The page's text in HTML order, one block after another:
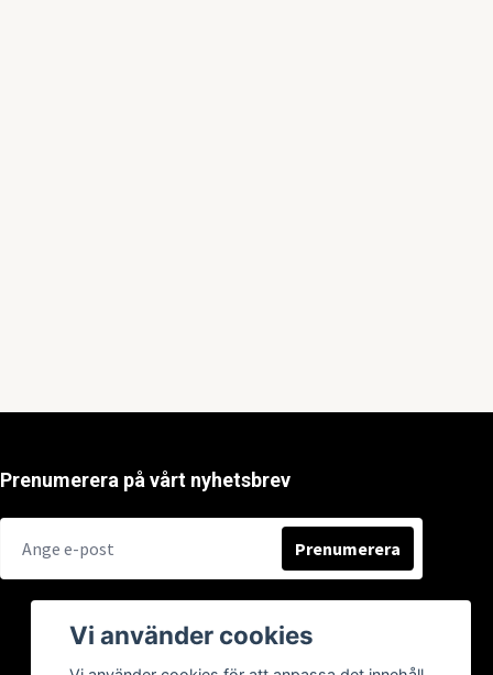
Prenumerera på vårt nyhetsbrev
Prenumerera
Vi använder cookies